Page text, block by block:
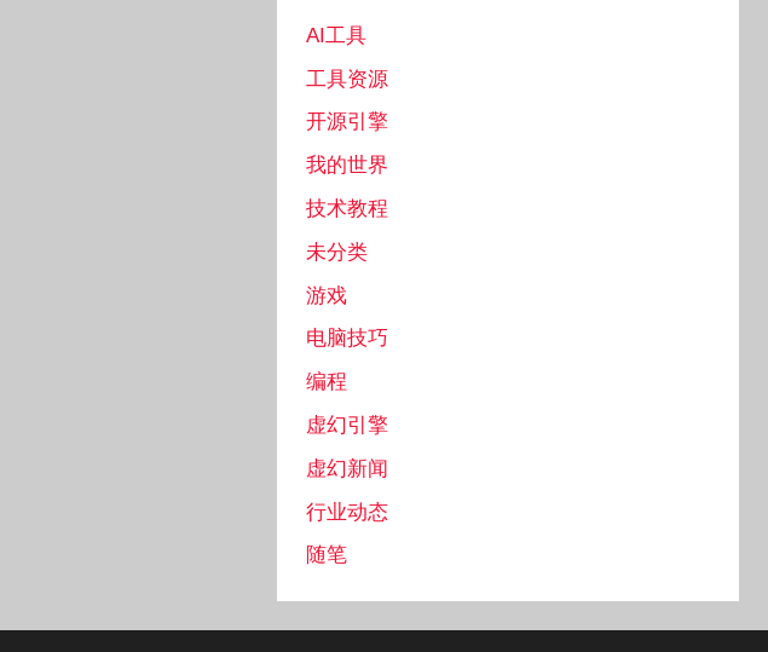
AI工具
工具资源
开源引擎
我的世界
技术教程
未分类
游戏
电脑技巧
编程
虚幻引擎
虚幻新闻
行业动态
随笔